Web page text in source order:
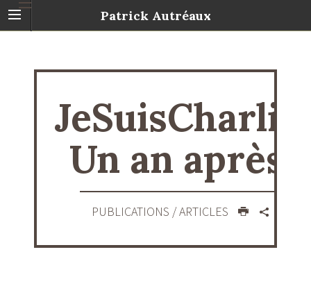
Patrick Autréaux
JeSuisCharlie.
Un an après.
PUBLICATIONS / ARTICLES